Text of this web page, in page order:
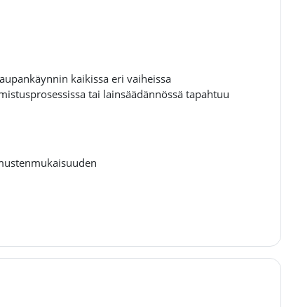
kaikissa eri vaiheissa
tai lainsäädännössä tapahtuu